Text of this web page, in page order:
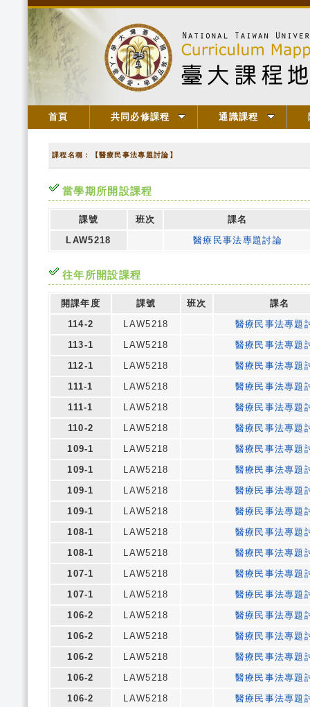
首頁 共同必修課程 通識課程
課程名稱：【醫療民事法專題討論】
當學期所開設課程
課號 班次
課名
LAW5218
醫療民事法專題討論
往年所開設課程
開課年度 課號 班次
課名
114-2
LAW5218
醫療民事法專題
113-1
LAW5218
醫療民事法專題
112-1
LAW5218
醫療民事法專題
111-1
LAW5218
醫療民事法專題
111-1
LAW5218
醫療民事法專題
110-2
LAW5218
醫療民事法專題
109-1
LAW5218
醫療民事法專題
109-1
LAW5218
醫療民事法專題
109-1
LAW5218
醫療民事法專題
109-1
LAW5218
醫療民事法專題
108-1
LAW5218
醫療民事法專題
108-1
LAW5218
醫療民事法專題
107-1
LAW5218
醫療民事法專題
107-1
LAW5218
醫療民事法專題
106-2
LAW5218
醫療民事法專題
106-2
LAW5218
醫療民事法專題
106-2
LAW5218
醫療民事法專題
106-2
LAW5218
醫療民事法專題
106-2
LAW5218
醫療民事法專題